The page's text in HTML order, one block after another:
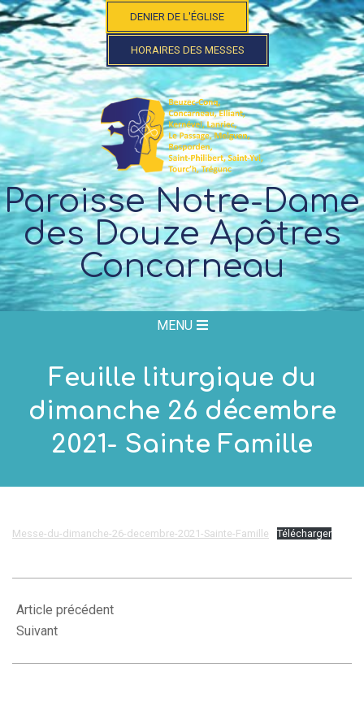
Skip
to
content
DENIER DE L'ÉGLISE
HORAIRES DES MESSES
Paroisse Notre-Dame
des Douze Apôtres
Concarneau
MENU
Feuille liturgique du
dimanche 26 décembre
2021- Sainte Famille
Messe-du-dimanche-26-decembre-2021-Sainte-Famille Télécharger
12-
01
Article précédent
Suivant